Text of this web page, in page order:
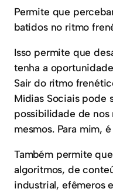
Permite que
batidos no ritmo
Isso permite que
tenha a
Sair do ritmo
Mídias Sociais pode
possibilidade de nos
mesmos. Para mim,
Também permite
algoritmos, de
industrial, efêmeros